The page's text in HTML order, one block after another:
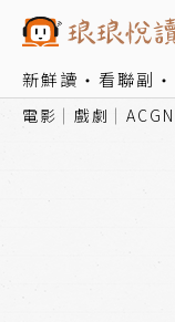
新鮮讀 看聯副
電影 戲劇 ACGN